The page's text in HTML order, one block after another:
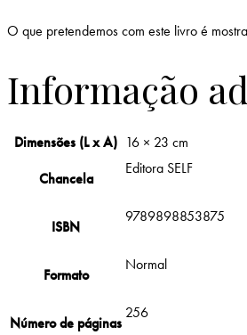
O que pretendemos com este livro é
Informação
Dimensões (L x A) 16 × 23 cm
Chancela
Editora SELF
ISBN
9789898853875
Formato
Normal
Número de páginas
256